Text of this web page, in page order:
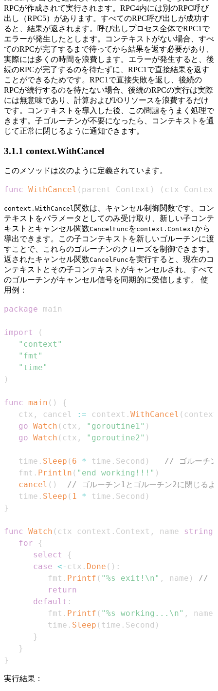
RPCが作成されて実行されます。RPC4内には別のRPC呼び
出し（RPC5）があります。すべてのRPC呼び出しが成功す
ると、結果が返されます。呼び出しプロセス全体でRPC1で
エラーが発生したとします。コンテキストがない場合、すべ
てのRPCが完了するまで待ってから結果を返す必要があり、
実際には多くの時間を浪費します。エラーが発生すると、後
続のRPCが完了するのを待たずに、RPC1で直接結果を返す
ことができるためです。RPC1で直接失敗を返し、後続の
RPCが続行するのを待たない場合、後続のRPCの実行は実際
には無意味であり、計算およびI/Oリソースを浪費するだけ
です。コンテキストを導入した後、この問題をうまく処理で
きます。子ゴルーチンが不要になったら、コンテキストを通
じて正常に閉じるように通知できます。
3.1.1 context.WithCancel
このメソッドは次のように定義されています。
func WithCancel ( parent Context ) ( ctx Context
context.WithCancel 関数は、キャンセル制御関数です。コン
テキストをパラメータとしてのみ受け取り、新しい子コンテ
キストとキャンセル関数CancelFunc をcontext.Contextから
導出できます。この子コンテキストを新しいゴルーチンに渡
すことで、これらのゴルーチンのクローズを制御できます。
返されたキャンセル関数CancelFunc を実行すると、現在のコ
ンテキストとその子コンテキストがキャンセルされ、すべて
のゴルーチンがキャンセル信号を同期的に受信します。 使
用例：
package
import
(
"context"
"fmt"
"time"
)
func main ( )
{
   ctx
, cancel := context . WithCancel ( context
go Watch ( ctx , "goroutine1" )
go Watch ( ctx , "goroutine2" )
   time
. Sleep ( 6 * time . Second )
// ゴルーチン
   fmt
. Println ( "end working!!!" )
cancel ( )
// ゴルーチン1とゴルーチン2に閉じるよ
   time
. Sleep ( 1 * time . Second )
}
func Watch ( ctx context . Context , name string
for
{
select
{
case <- ctx . Done ( ) :
         fmt
. Printf ( "%s exit!\n" , name )
// メ
return
default :
         fmt
. Printf ( "%s working...\n" , name
         time
. Sleep ( time . Second )
}
}
}
実行結果：